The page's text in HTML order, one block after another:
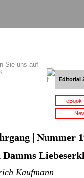
Sie uns auf
Editorial
| Nummer
Kaufmann